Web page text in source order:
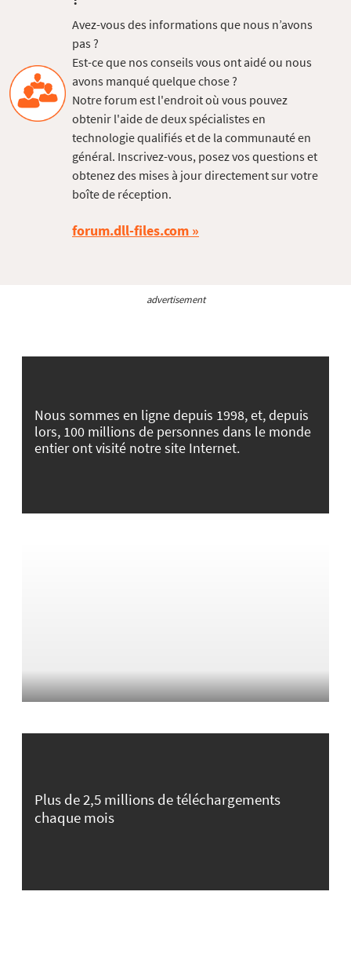
Avez-vous des informations que nous n’avons
pas ?
Est-ce que nos conseils vous ont aidé ou nous
avons manqué quelque chose ?
Notre forum est l'endroit où vous pouvez
obtenir l'aide de deux spécialistes en
technologie qualifiés et de la communauté en
général. Inscrivez-vous, posez vos questions et
obtenez des mises à jour directement sur votre
boîte de réception.
forum.dll-files.com
advertisement
Nous sommes en ligne depuis 1998, et, depuis
lors, 100 millions de personnes dans le monde
entier ont visité notre site Internet.
Plus de 2,5 millions de téléchargements
chaque mois